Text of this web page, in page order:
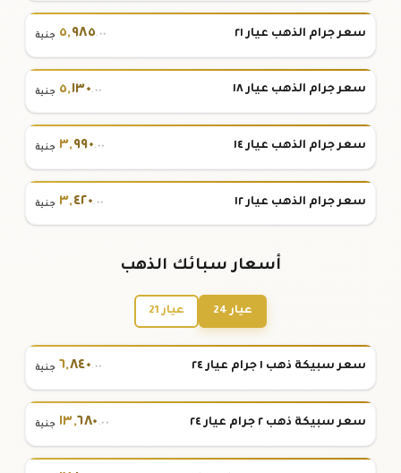
سعر جرام الذهب عيار ٢١ ٥,٩٨٥.٠٠ جنية
سعر جرام الذهب عيار ١٨ ٥,١٣٠.٠٠ جنية
سعر جرام الذهب عيار ١٤ ٣,٩٩٠.٠٠ جنية
سعر جرام الذهب عيار ١٢ ٣,٤٢٠.٠٠ جنية
أسعار سبائك الذهب
عيار 24 عيار 21
سعر سبيكة ذهب ١ جرام عيار ٢٤ ٦,٨٤٠.٠٠ جنية
سعر سبيكة ذهب ٢ جرام عيار ٢٤ ١٣,٦٨٠ .٠٠ جنية